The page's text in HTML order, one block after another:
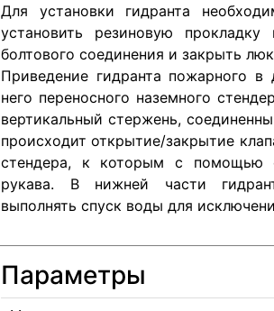
Для установки гидранта
установить резиновую
болтового соединения и закрыть
Приведение гидранта пожарного в
него переносного наземного
вертикальный стержень,
происходит открытие/закрытие
стендера, к которым с помощью
рукава. В нижней части
выполнять спуск воды для
Параметры